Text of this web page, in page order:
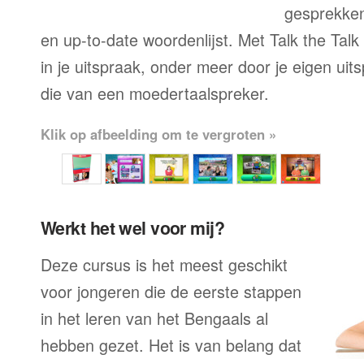
en up-to-date woordenlijst. Met Talk the
in je uitspraak, onder meer door je eigen
die van een moedertaalspreker.
Klik op afbeelding om te vergroten »
Werkt het wel voor mij?
Deze cursus is het meest geschikt
voor jongeren die de eerste stappen
in het leren van het Bengaals al
hebben gezet. Het is van belang dat